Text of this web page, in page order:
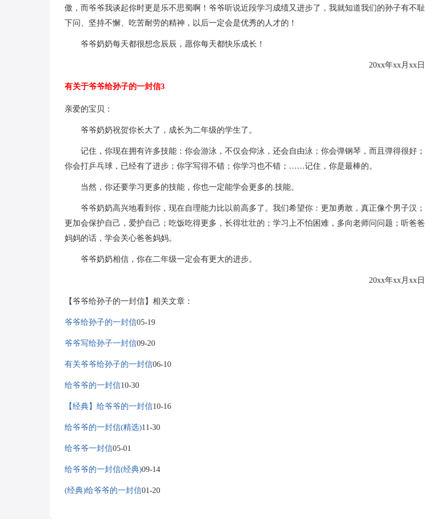
傲，而爷爷我谈起你时更是乐不思蜀啊！爷爷听说近段学习成绩又进步了，我就知道我们的孙子有不耻
下问、坚持不懈、吃苦耐劳的精神，以后一定会是优秀的人才的！
爷爷奶奶每天都很想念辰辰，愿你每天都快乐成长！
20xx年xx月xx日
有关于爷爷给孙子的一封信3
亲爱的宝贝：
爷爷奶奶祝贺你长大了，成长为二年级的学生了。
记住，你现在拥有许多技能：你会游泳，不仅会仰泳，还会自由泳；你会弹钢琴，而且弹得很好；
你会打乒乓球，已经有了进步；你字写得不错；你学习也不错；……记住，你是最棒的。
当然，你还要学习更多的技能，你也一定能学会更多的.技能。
爷爷奶奶高兴地看到你，现在自理能力比以前高多了。我们希望你：更加勇敢，真正像个男子汉；
更加会保护自己，爱护自己；吃饭吃得更多，长得壮壮的；学习上不怕困难，多向老师问问题；听爸爸
妈妈的话，学会关心爸爸妈妈。
爷爷奶奶相信，你在二年级一定会有更大的进步。
20xx年xx月xx日
【爷爷给孙子的一封信】相关文章：
爷爷给孙子的一封信05-19
爷爷写给孙子一封信09-20
有关爷爷给孙子的一封信06-10
给爷爷的一封信10-30
【经典】给爷爷的一封信10-16
给爷爷的一封信(精选)11-30
给爷爷一封信05-01
给爷爷的一封信(经典)09-14
(经典)给爷爷的一封信01-20